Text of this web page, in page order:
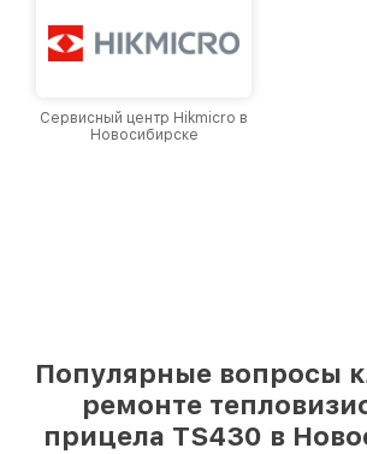
Сервисный центр Hikmicro в
Новосибирске
Популярные вопросы
ремонте
прицела TS430 в